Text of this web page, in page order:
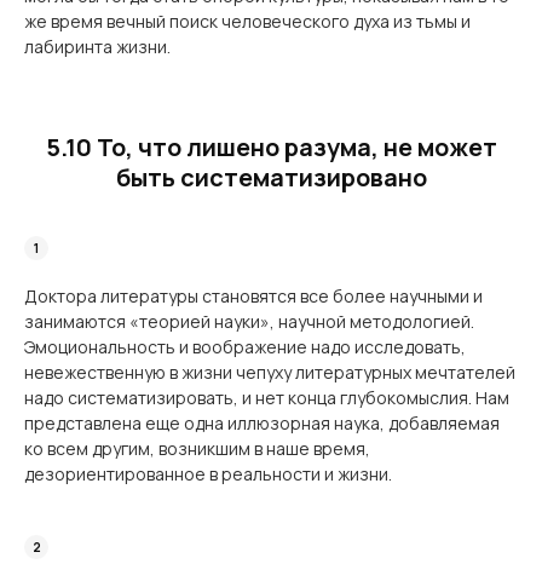
же время вечный поиск человечес­кого духа из тьмы и
лабиринта жизни.
5.10 То, что лишено разума, не может
быть систематизировано
Доктора литературы становятся все более научными и
занимаются «теорией науки», научной методологией.
Эмоциональность и воображение надо исследовать,
невежес­твенную в жизни чепуху литературных мечтателей
надо систематизировать, и нет конца глубокомыслия. Нам
представлена еще одна иллюзорная наука, добавляемая
ко всем другим, возникшим в наше время,
дезориентированное в реальности и жизни.